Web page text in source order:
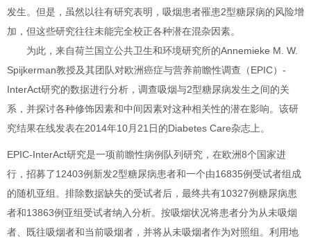
发生。但是，虽然以往有研究表明，吸烟患者罹患2型糖尿病的风险增
加，但这些研究往往未能完全校正各种潜在混杂因素。
为此，来自荷兰国立公共卫生和环境研究所的Annemieke M. W.
Spijkerman教授及其团队对欧洲癌症与营养前瞻性调查（EPIC）-
InterAct研究的数据进行分析，调查吸烟与2型糖尿病发生之间的关
系，并探讨各种修饰因素和中间因素对这种相关性的潜在影响。该研
究结果在线发表在2014年10月21日的Diabetes Care杂志上。
EPIC-InterAct研究是一项前瞻性病例队列研究，在欧洲8个国家进
行，招募了12403例新发2型糖尿病患者和一个由16835例受试者组成
的随机亚组。排除数据缺失的受试者后，最终共有10327例糖尿病患
者和13863例亚组受试者纳入分析。按吸烟状况将患者分为从未吸烟
者、既往吸烟者和当前吸烟者，并将从未吸烟者作为对照组。利用地